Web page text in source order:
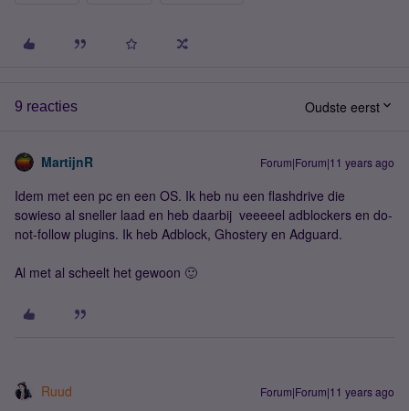
9 reacties Oudste eerst
MartijnR Forum|Forum|11 years ago
Idem met een pc en een OS. Ik heb nu een flashdrive die
sowieso al sneller laad en heb daarbij veeeeel adblockers en do-
not-follow plugins. Ik heb Adblock, Ghostery en Adguard.
Al met al scheelt het gewoon 🙂
Ruud Forum|Forum|11 years ago